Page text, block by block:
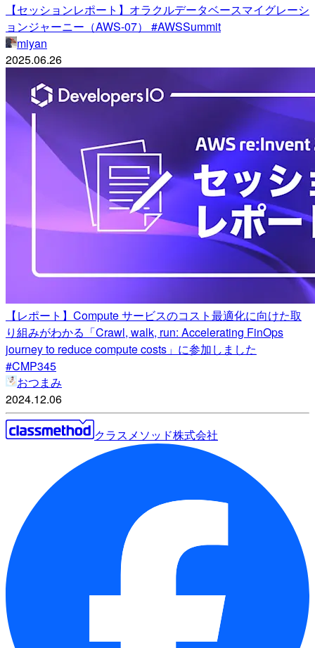
【セッションレポート】オラクルデータベースマイグレーシ
ョンジャーニー（AWS-07） #AWSSummit
miyan
2025.06.26
【レポート】Compute サービスのコスト最適化に向けた取
り組みがわかる「Crawl, walk, run: Accelerating FinOps
journey to reduce compute costs」に参加しました
#CMP345
おつまみ
2024.12.06
クラスメソッド株式会社